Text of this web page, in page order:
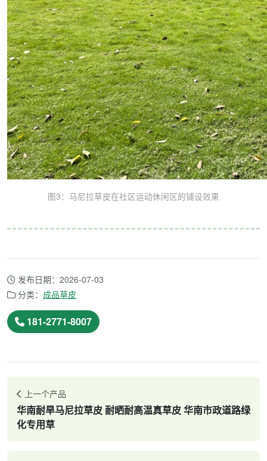
图3：马尼拉草皮在社区运动休闲区的铺设效果
发布日期：2026-07-03
分类： 成品草皮
181-2771-8007
上一个产品
华南耐旱马尼拉草皮 耐晒耐高温真草皮 华南市政道路绿
化专用草